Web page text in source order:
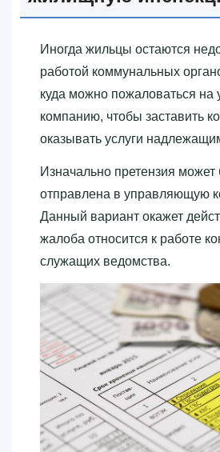
Иногда жильцы остаются
работой коммунальных
куда можно пожаловаться
компанию, чтобы заставить
оказывать услуги
Изначально претензия может
отправлена в управляющую
Данный вариант окажет
жалоба относится к работе
служащих ведомства.